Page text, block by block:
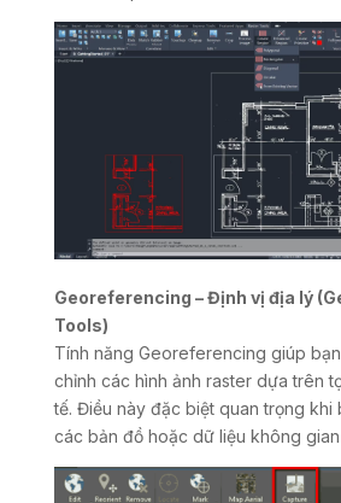
Georeferencing – Định vị địa lý
Tools)
Tính năng Georeferencing giúp
chỉnh các hình ảnh raster dựa trên
tế. Điều này đặc biệt quan trọng khi
các bản đồ hoặc dữ liệu không